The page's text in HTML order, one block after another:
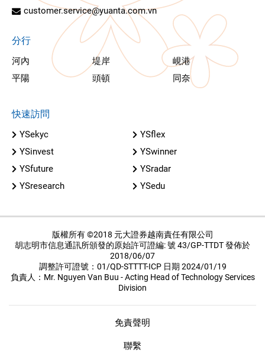
customer.service@yuanta.com.vn
分行
河內 堤岸
峴港
平陽
頭頓 同奈
快速訪問
YSekyc
YSflex
YSinvest
YSwinner
YSfuture
YSradar
YSresearch
YSedu
版權所有 ©2018 元大證券越南責任有限公司
胡志明市信息通訊所頒發的原始許可證編: 號 43/GP-TTDT 發佈於
2018/06/07
調整許可證號：01/QD-STTTT-ICP 日期 2024/01/19
負責人：Mr. Nguyen Van Buu - Acting Head of Technology Services
Division
免責聲明
聯繫